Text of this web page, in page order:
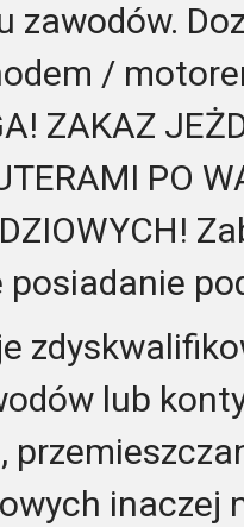
zawodów.
/
ZAKAZ
PO
posiadanie
lub
inaczej